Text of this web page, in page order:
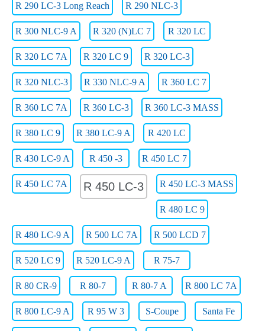
R 290 LC-3 Long Reach R 290 NLC-3
R 300 NLC-9 A R 320 (N)LC 7 R 320 LC
R 320 LC 7A R 320 LC 9 R 320 LC-3
R 320 NLC-3 R 330 NLC-9 A R 360 LC 7
R 360 LC 7A R 360 LC-3 R 360 LC-3 MASS
R 380 LC 9 R 380 LC-9 A R 420 LC
R 430 LC-9 A R 450 -3 R 450 LC 7
R 450 LC 7A R 450 LC-3 R 450 LC-3 MASS
R 480 LC 9
R 480 LC-9 A R 500 LC 7A R 500 LCD 7
R 520 LC 9 R 520 LC-9 A R 75-7
R 80 CR-9 R 80-7 R 80-7 A R 800 LC 7A
R 800 LC-9 A R 95 W 3 S-Coupe Santa Fe